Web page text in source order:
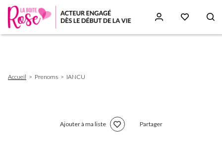
d'Ariane
Accueil Prenoms IANCU
Ajouter à ma liste Partager